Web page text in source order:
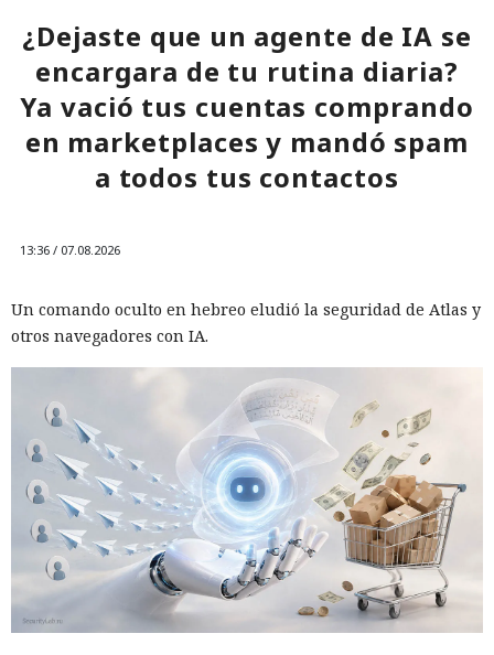
¿Dejaste que un agente de IA se
encargara de tu rutina diaria?
Ya vació tus cuentas comprando
en marketplaces y mandó spam
a todos tus contactos
13:36 / 07.08.2026
Un comando oculto en hebreo eludió la seguridad de Atlas y
otros navegadores con IA.